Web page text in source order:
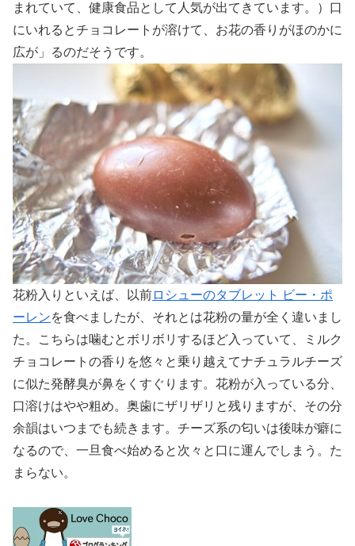
まれていて、健康食品として人気が出てきています。）口
にいれるとチョコレートが溶けて、お花の香りがほのかに
広が」るのだそうです。
花粉入りといえば、以前ロシューのタブレット ビー・ポ
ーレンを食べましたが、それとは花粉の量が全く違いまし
た。こちらは噛むとボリボリするほど入っていて、ミルク
チョコレートの香りを悠々と乗り越えてナチュラルチーズ
に似た発酵臭が鼻をくすぐります。花粉が入っている分、
口溶けはやや粗め。奥歯にザリザリと残りますが、その分
余韻はいつまでも続きます。チーズ系の匂いは後味が癖に
なるので、一旦食べ始めると次々と口に運んでしまう。た
まらない。